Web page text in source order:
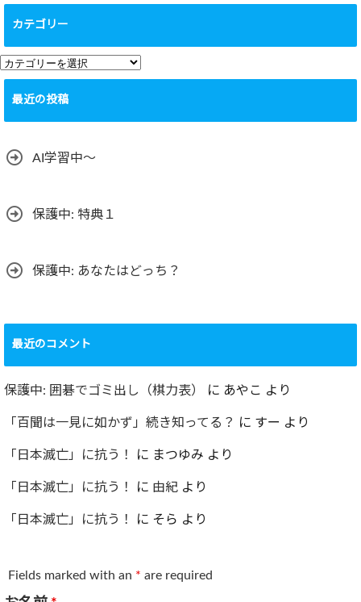
カテゴリー
カ
テ
リ
最近の投稿
AI学習中〜
保護中: 特典１
保護中: あなたはどっち？
最近のコメント
保護中: 囲碁でゴミ出し（棋力表） に あやこ より
「百聞は一見に如かず」続き知ってる？ に すー より
「日本滅亡」に抗う！ に まつゆみ より
「日本滅亡」に抗う！ に 由紀 より
「日本滅亡」に抗う！ に そら より
Fields marked with an * are required